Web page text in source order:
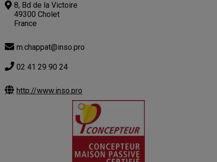
8, Bd de la Victoire
49300 Cholet
France
m.chappat@inso.pro
02 41 29 90 24
http://www.inso.pro